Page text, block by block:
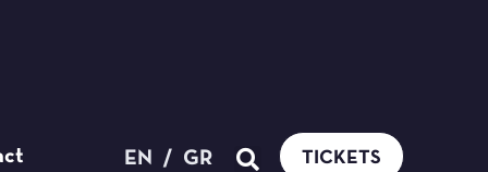
EN / GR TICKETS